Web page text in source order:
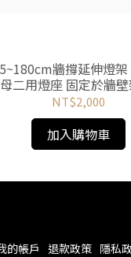
牆撐延伸燈
二用燈座 固定於牆
費代客安裝
NT$2,000
加入購物車
的帳戶 退款政策 隱私